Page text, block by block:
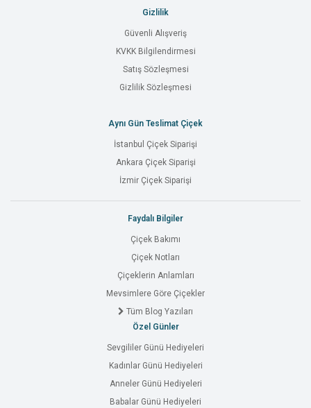
Gizlilik
Güvenli Alışveriş
KVKK Bilgilendirmesi
Satış Sözleşmesi
Gizlilik Sözleşmesi
Aynı Gün Teslimat Çiçek
İstanbul Çiçek Siparişi
Ankara Çiçek Siparişi
İzmir Çiçek Siparişi
Faydalı Bilgiler
Çiçek Bakımı
Çiçek Notları
Çiçeklerin Anlamları
Mevsimlere Göre Çiçekler
Tüm Blog Yazıları
Özel Günler
Sevgililer Günü Hediyeleri
Kadınlar Günü Hediyeleri
Anneler Günü Hediyeleri
Babalar Günü Hediyeleri